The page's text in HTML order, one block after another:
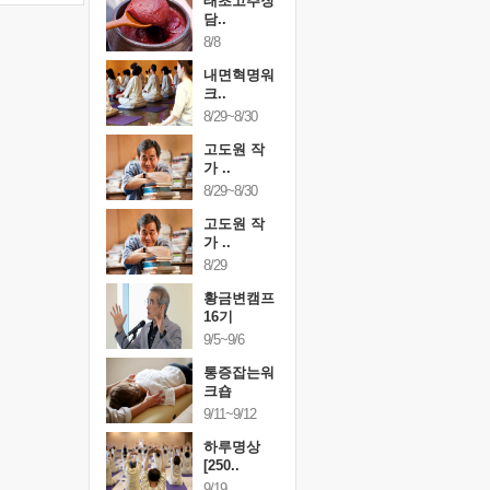
담..
8/8
내면혁명워
크..
8/29~8/30
고도원 작
가 ..
8/29~8/30
고도원 작
가 ..
8/29
황금변캠프
16기
9/5~9/6
통증잡는워
크숍
9/11~9/12
하루명상
[250..